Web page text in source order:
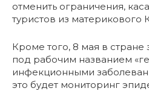
отменить ограничения,
туристов из материкового
Кроме того, 8 мая в стране
под рабочим названием
инфекционными
это будет мониторинг